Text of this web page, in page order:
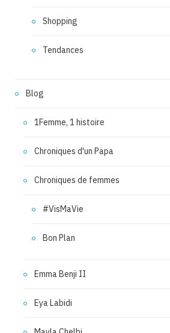
Shopping
Tendances
Blog
1Femme, 1 histoire
Chroniques d'un Papa
Chroniques de femmes
#VisMaVie
Bon Plan
Emma Benji II
Eya Labidi